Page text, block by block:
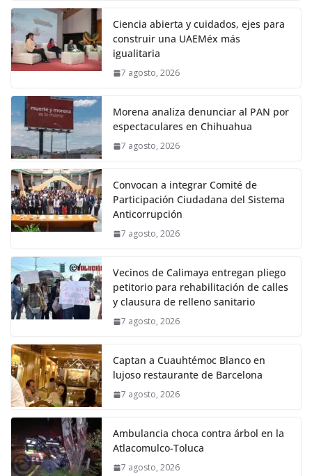
Ciencia abierta y cuidados, ejes para
construir una UAEMéx más
igualitaria
7 agosto, 2026
Morena analiza denunciar al PAN por
espectaculares en Chihuahua
7 agosto, 2026
Convocan a integrar Comité de
Participación Ciudadana del Sistema
Anticorrupción
7 agosto, 2026
Vecinos de Calimaya entregan pliego
petitorio para rehabilitación de calles
y clausura de relleno sanitario
7 agosto, 2026
Captan a Cuauhtémoc Blanco en
lujoso restaurante de Barcelona
7 agosto, 2026
Ambulancia choca contra árbol en la
Atlacomulco-Toluca
7 agosto, 2026